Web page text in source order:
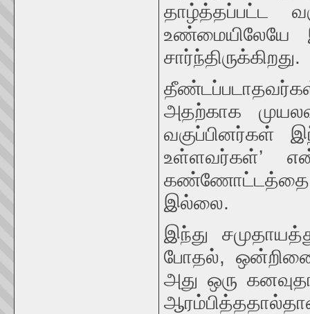
தாழ்த்தப்பட்ட
உண்மையிலேயே
சார்ந்திருக்கிறது.
அதற்காக
வகுப்பினர்கள்
உள்ளவர்கள்’
கண்ணோட்டத்தை
இல்லை.
இந்து
போதல்,
அது ஒரு